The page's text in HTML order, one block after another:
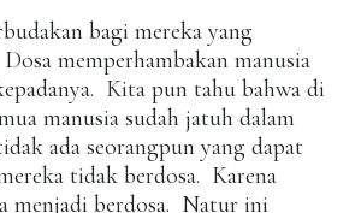
bagi mereka yang
memperhambakan manusia
Kita pun tahu bahwa di
manusia sudah jatuh dalam
ada seorangpun yang dapat
tidak berdosa. Karena
menjadi berdosa. Natur ini